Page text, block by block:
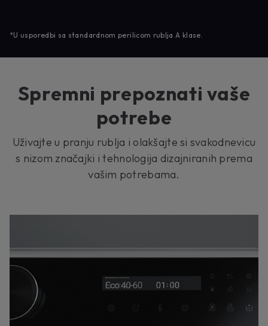
*U usporedbi sa standardnom perilicom rublja A klase.
Spremni prepoznati vaše
potrebe
Uživajte u pranju rublja i olakšajte si svakodnevicu
s nizom značajki i tehnologija dizajniranih prema
vašim potrebama.